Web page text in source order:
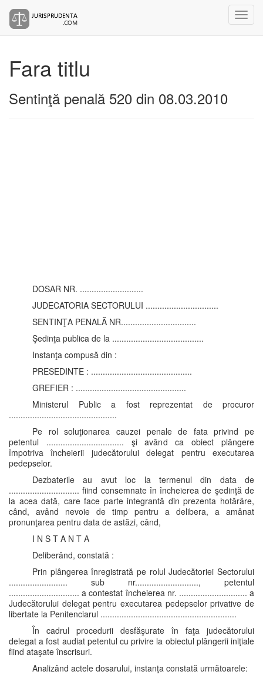
Fara titlu
Sentinţă penală 520 din 08.03.2010
DOSAR NR. ...........................
JUDECATORIA SECTORULUI ...............................
SENTINŢA PENALĂ NR................................
Şedinţa publica de la .......................................
Instanţa compusă din :
PRESEDINTE : ...........................................
GREFIER : ...............................................
Ministerul Public a fost reprezentat de procuror
..............................................
Pe rol soluţionarea cauzei penale de fata privind pe
petentul ................................. şi având ca obiect plângere
împotriva încheierii judecătorului delegat pentru executarea
pedepselor.
Dezbaterile au avut loc la termenul din data de
.............................. fiind consemnate în încheierea de şedinţă de
la acea dată, care face parte integrantă din prezenta hotărâre,
când, având nevoie de timp pentru a delibera, a amânat
pronunţarea pentru data de astăzi, când,
I N S T A N T A
Deliberând, constată :
Prin plângerea înregistrată pe rolul Judecătoriei Sectorului
......................... sub nr..........................., petentul
.............................. a contestat încheierea nr. ............................. a
Judecătorului delegat pentru executarea pedepselor privative de
libertate la Penitenciarul ..........................................................
În cadrul procedurii desfăşurate în faţa judecătorului
delegat a fost audiat petentul cu privire la obiectul plângerii iniţiale
fiind ataşate înscrisuri.
Analizând actele dosarului, instanţa constată următoarele: